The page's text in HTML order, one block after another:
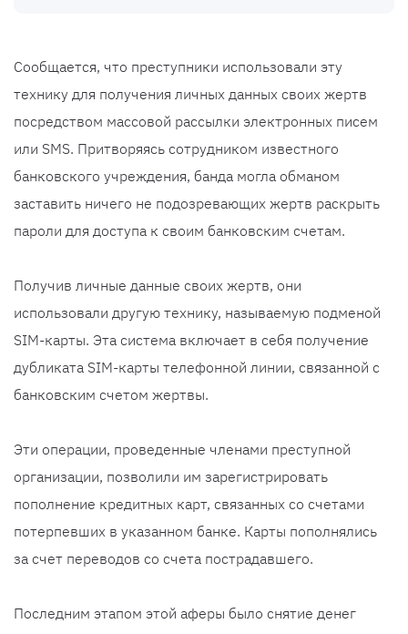
Сообщается, что преступники использовали эту
технику для получения личных данных своих жертв
посредством массовой рассылки электронных писем
или SMS. Притворяясь сотрудником известного
банковского учреждения, банда могла обманом
заставить ничего не подозревающих жертв раскрыть
пароли для доступа к своим банковским счетам.
Получив личные данные своих жертв, они
использовали другую технику, называемую подменой
SIM-карты. Эта система включает в себя получение
дубликата SIM-карты телефонной линии, связанной с
банковским счетом жертвы.
Эти операции, проведенные членами преступной
организации, позволили им зарегистрировать
пополнение кредитных карт, связанных со счетами
потерпевших в указанном банке. Карты пополнялись
за счет переводов со счета пострадавшего.
Последним этапом этой аферы было снятие денег